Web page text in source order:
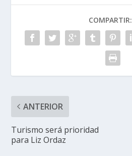
COMPARTIR:
ANTERIOR
Turismo será prioridad
para Liz Ordaz